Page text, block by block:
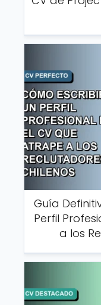
Guía
Perfil
a los